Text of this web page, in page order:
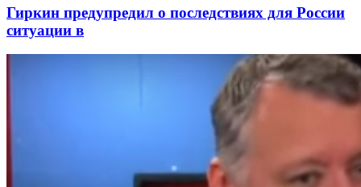
Гиркин предупредил о последствиях для России
ситуации в